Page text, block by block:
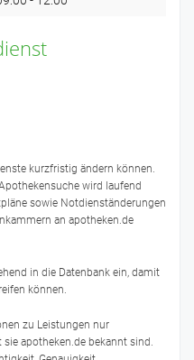
kurzfristig ändern können.
wird laufend
sowie Notdienständerungen
an apotheken.de
in die Datenbank ein, damit
können.
zu Leistungen nur
apotheken.de bekannt sind.